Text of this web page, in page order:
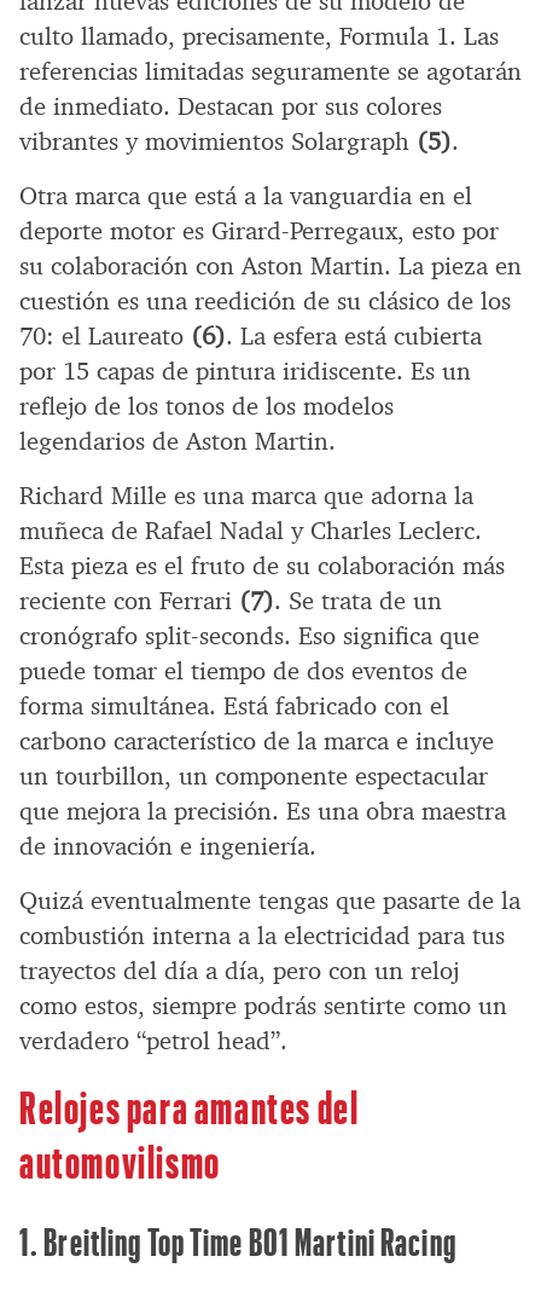
culto llamado, precisamente, Formula 1. Las
referencias limitadas seguramente se agotarán
de inmediato. Destacan por sus colores
vibrantes y movimientos Solargraph (5).
Otra marca que está a la vanguardia en el
deporte motor es Girard-Perregaux, esto por
su colaboración con Aston Martin. La pieza en
cuestión es una reedición de su clásico de los
70: el Laureato (6). La esfera está cubierta
por 15 capas de pintura iridiscente. Es un
reflejo de los tonos de los modelos
legendarios de Aston Martin.
Richard Mille es una marca que adorna la
muñeca de Rafael Nadal y Charles Leclerc.
Esta pieza es el fruto de su colaboración más
reciente con Ferrari (7). Se trata de un
cronógrafo split-seconds. Eso significa que
puede tomar el tiempo de dos eventos de
forma simultánea. Está fabricado con el
carbono característico de la marca e incluye
un tourbillon, un componente espectacular
que mejora la precisión. Es una obra maestra
de innovación e ingeniería.
Quizá eventualmente tengas que pasarte de la
combustión interna a la electricidad para tus
trayectos del día a día, pero con un reloj
como estos, siempre podrás sentirte como un
verdadero “petrol head”.
Relojes para amantes del
automovilismo
1. Breitling Top Time B01 Martini Racing